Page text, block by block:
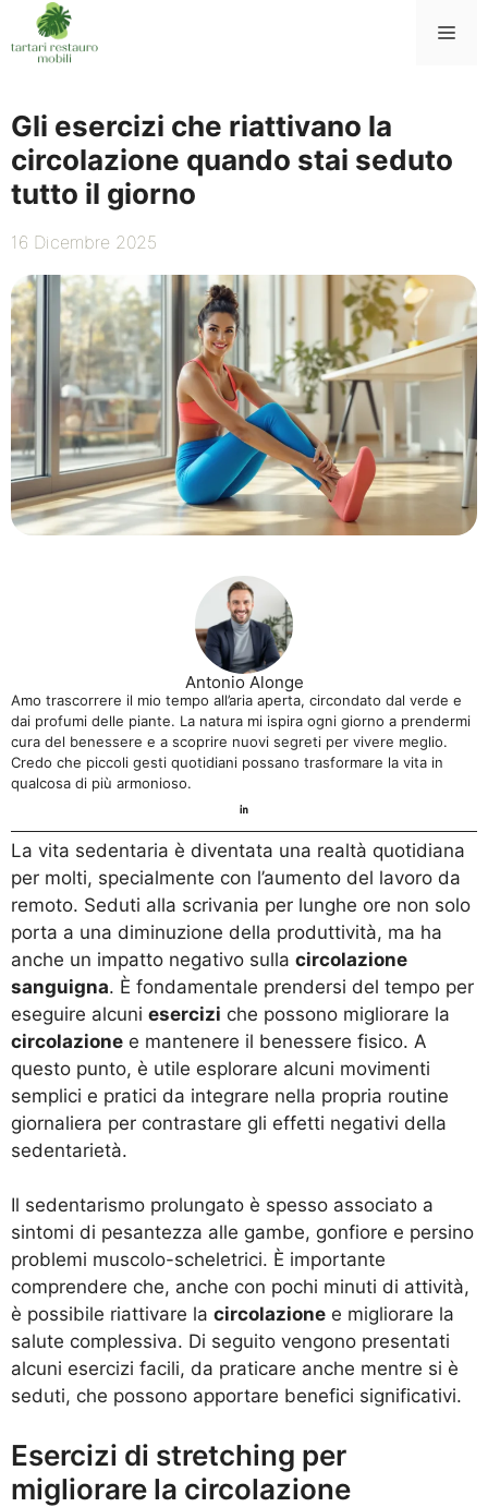
al
contenuto
Gli esercizi che riattivano la
circolazione quando stai seduto
tutto il giorno
16 Dicembre 2025
Antonio Alonge
Amo trascorrere il mio tempo all’aria aperta, circondato dal verde e
dai profumi delle piante. La natura mi ispira ogni giorno a prendermi
cura del benessere e a scoprire nuovi segreti per vivere meglio.
Credo che piccoli gesti quotidiani possano trasformare la vita in
qualcosa di più armonioso.
La vita sedentaria è diventata una realtà quotidiana
per molti, specialmente con l’aumento del lavoro da
remoto. Seduti alla scrivania per lunghe ore non solo
porta a una diminuzione della produttività, ma ha
anche un impatto negativo sulla circolazione
sanguigna. È fondamentale prendersi del tempo per
eseguire alcuni esercizi che possono migliorare la
circolazione e mantenere il benessere fisico. A
questo punto, è utile esplorare alcuni movimenti
semplici e pratici da integrare nella propria routine
giornaliera per contrastare gli effetti negativi della
sedentarietà.
Il sedentarismo prolungato è spesso associato a
sintomi di pesantezza alle gambe, gonfiore e persino
problemi muscolo-scheletrici. È importante
comprendere che, anche con pochi minuti di attività,
è possibile riattivare la circolazione e migliorare la
salute complessiva. Di seguito vengono presentati
alcuni esercizi facili, da praticare anche mentre si è
seduti, che possono apportare benefici significativi.
Esercizi di stretching per
migliorare la circolazione